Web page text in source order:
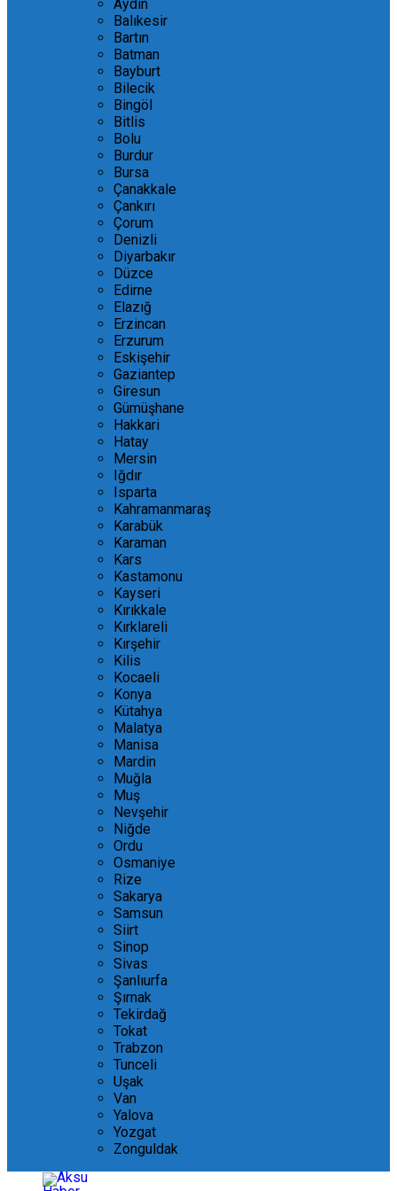
Aydın
Balıkesir
Bartın
Batman
Bayburt
Bilecik
Bingöl
Bitlis
Bolu
Burdur
Bursa
Çanakkale
Çankırı
Çorum
Denizli
Diyarbakır
Düzce
Edirne
Elazığ
Erzincan
Erzurum
Eskişehir
Gaziantep
Giresun
Gümüşhane
Hakkari
Hatay
Mersin
Iğdır
Isparta
Kahramanmaraş
Karabük
Karaman
Kars
Kastamonu
Kayseri
Kırıkkale
Kırklareli
Kırşehir
Kilis
Kocaeli
Konya
Kütahya
Malatya
Manisa
Mardin
Muğla
Muş
Nevşehir
Niğde
Ordu
Osmaniye
Rize
Sakarya
Samsun
Siirt
Sinop
Sivas
Şanlıurfa
Şırnak
Tekirdağ
Tokat
Trabzon
Tunceli
Uşak
Van
Yalova
Yozgat
Zonguldak